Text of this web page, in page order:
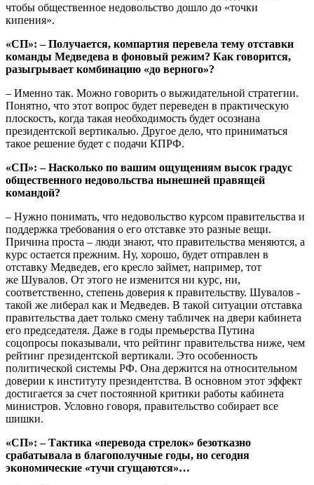
чтобы общественное недовольство дошло до «точки
кипения».
«СП»: – Получается, компартия перевела тему отставки
команды Медведева в фоновый режим? Как говорится,
разыгрывает комбинацию «до верного»?
– Именно так. Можно говорить о выжидательной стратегии.
Понятно, что этот вопрос будет переведен в практическую
плоскость, когда такая необходимость будет осознана
президентской вертикалью. Другое дело, что приниматься
такое решение будет с подачи КПРФ.
«СП»: – Насколько по вашим ощущениям высок градус
общественного недовольства нынешней правящей
командой?
– Нужно понимать, что недовольство курсом правительства и
поддержка требования о его отставке это разные вещи.
Причина проста – люди знают, что правительства меняются, а
курс остается прежним. Ну, хорошо, будет отправлен в
отставку Медведев, его кресло займет, например, тот
же Шувалов. От этого не изменится ни курс, ни,
соответственно, степень доверия к правительству. Шувалов -
такой же либерал как и Медведев. В такой ситуации отставка
правительства дает только смену табличек на двери кабинета
его председателя. Даже в годы премьерства Путина
соцопросы показывали, что рейтинг правительства ниже, чем
рейтинг президентской вертикали. Это особенность
политической системы РФ. Она держится на относительном
доверии к институту президентства. В основном этот эффект
достигается за счет постоянной критики работы кабинета
министров. Условно говоря, правительство собирает все
шишки.
«СП»: – Тактика «перевода стрелок» безотказно
срабатывала в благополучные годы, но сегодня
экономические «тучи сгущаются»…